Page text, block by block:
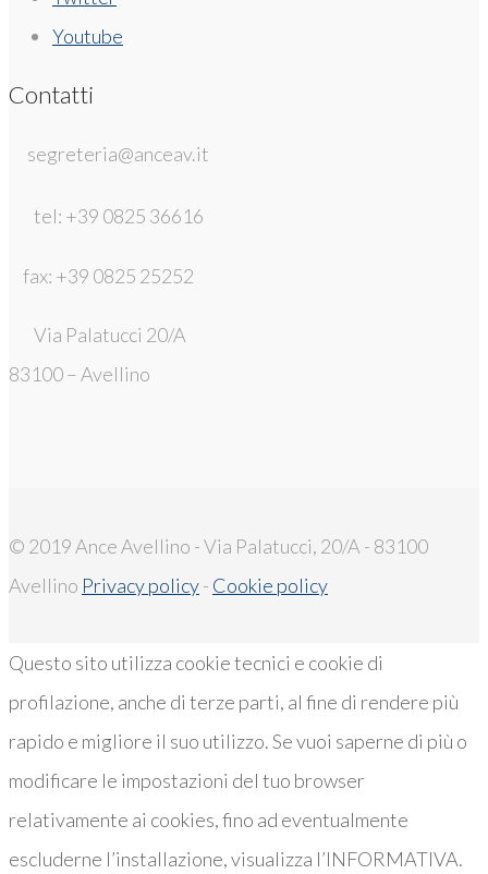
Youtube
Contatti
segreteria@anceav.it
tel: +39 0825 36616
fax: +39 0825 25252
Via Palatucci 20/A
83100 – Avellino
© 2019 Ance Avellino - Via Palatucci, 20/A - 83100
Avellino Privacy policy- Cookie policy
Questo sito utilizza cookie tecnici e cookie di
profilazione, anche di terze parti, al fine di rendere più
rapido e migliore il suo utilizzo. Se vuoi saperne di più o
modificare le impostazioni del tuo browser
relativamente ai cookies, fino ad eventualmente
escluderne l’installazione, visualizza l’INFORMATIVA.